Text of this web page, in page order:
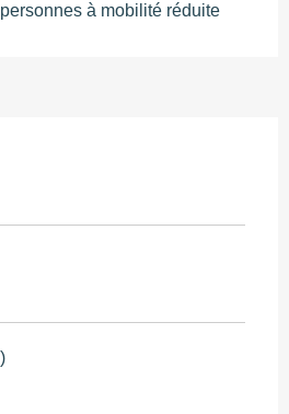
à mobilité réduite